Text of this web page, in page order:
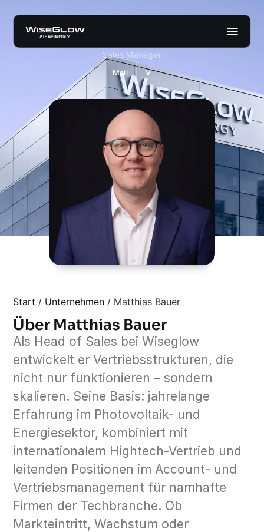
Matthias Bauer
Sales Manager
Mail V
Start / Unternehmen / Matthias Bauer
Über Matthias Bauer
Als Head of Sales bei Wiseglow
entwickelt er Vertriebsstrukturen, die
nicht nur funktionieren – sondern
skalieren. Seine Basis: jahrelange
Erfahrung im Photovoltaik- und
Energiesektor, kombiniert mit
internationalem Hightech-Vertrieb und
leitenden Positionen im Account- und
Vertriebsmanagement für namhafte
Firmen der Techbranche. Ob
Markteintritt, Wachstum oder